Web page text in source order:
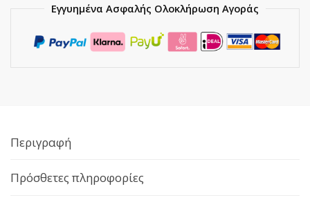
Εγγυημένα Ασφαλής Ολοκλήρωση Αγοράς
Περιγραφή
Πρόσθετες πληροφορίες